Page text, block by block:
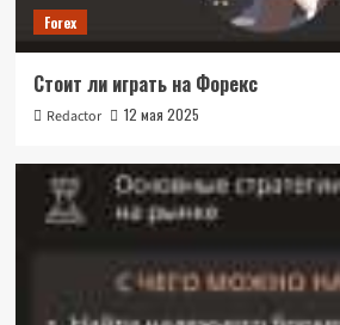
Forex
Стоит ли играть на Форекс
Redactor 12 мая 2025